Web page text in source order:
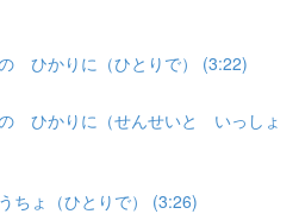
ひかりに（ひとりで） (3:22)
ひかりに（せんせいと いっしょ
ちょ（ひとりで） (3:26)